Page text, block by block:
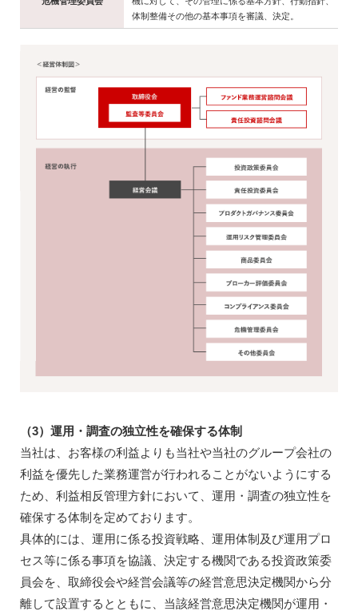
体制整備その他の基本事項を審議、決定。
（3）運用・調査の独立性を確保する体制
当社は、お客様の利益よりも当社や当社のグループ会社の
利益を優先した業務運営が行われることがないようにする
ため、利益相反管理方針において、運用・調査の独立性を
確保する体制を定めております。
具体的には、運用に係る投資戦略、運用体制及び運用プロ
セス等に係る事項を協議、決定する機関である投資政策委
員会を、取締役会や経営会議等の経営意思決定機関から分
離して設置するとともに、当該経営意思決定機関が運用・